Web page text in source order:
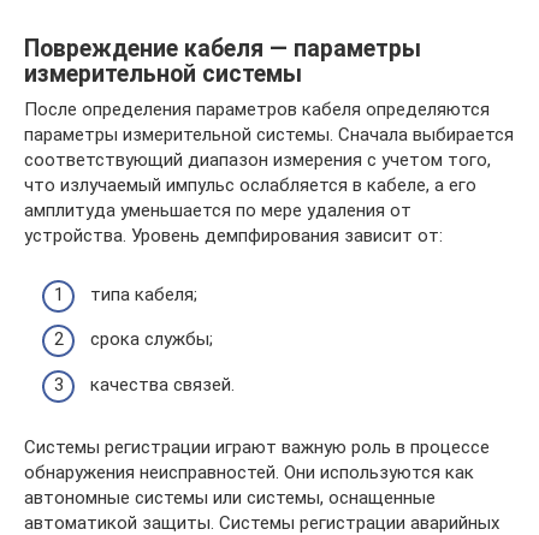
Повреждение кабеля — параметры
измерительной системы
После определения параметров кабеля определяются
параметры измерительной системы. Сначала выбирается
соответствующий диапазон измерения с учетом того,
что излучаемый импульс ослабляется в кабеле, а его
амплитуда уменьшается по мере удаления от
устройства. Уровень демпфирования зависит от:
типа кабеля;
срока службы;
качества связей.
Системы регистрации играют важную роль в процессе
обнаружения неисправностей. Они используются как
автономные системы или системы, оснащенные
автоматикой защиты. Системы регистрации аварийных